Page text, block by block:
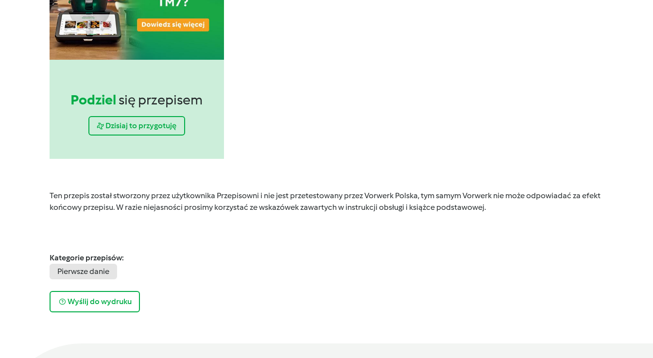
Podziel się przepisem
Dzisiaj to przygotuję
Ten przepis został stworzony przez użytkownika Przepisowni i nie jest przetestowany przez Vorwerk Polska, tym samym Vorwerk nie może odpowiadać za efekt
końcowy przepisu. W razie niejasności prosimy korzystać ze wskazówek zawartych w instrukcji obsługi i książce podstawowej.
Kategorie przepisów:
Pierwsze danie
Wyślij do wydruku